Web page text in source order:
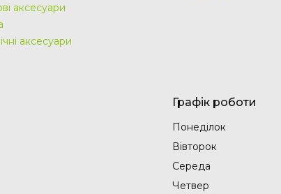
аксесуари
аксесуари
Графік роботи
Понеділок
Вівторок
Середа
Четвер